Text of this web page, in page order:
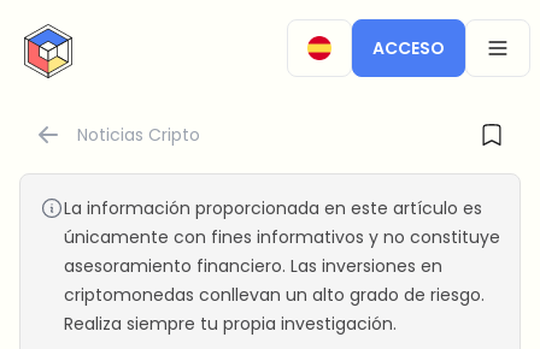
CryptoTicker
ACCESO
Noticias Cripto
La información proporcionada en este artículo es
únicamente con fines informativos y no constituye
asesoramiento financiero. Las inversiones en
criptomonedas conllevan un alto grado de riesgo.
Realiza siempre tu propia investigación.